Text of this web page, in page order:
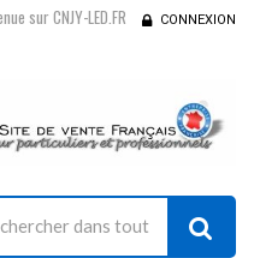
sur CNJY-LED.FR CONNEXION